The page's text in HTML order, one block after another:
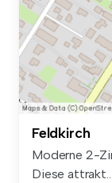
Feldkirch
Moderne 2-
Diese attrakt...